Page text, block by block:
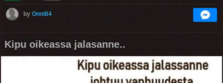
byOnni84
Kipu oikeassa jalasanne..